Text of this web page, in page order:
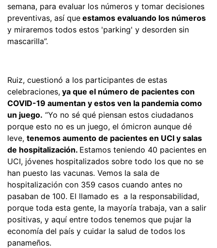
semana, para evaluar los números y tomar decisiones
preventivas, así que estamos evaluando los números
y miraremos todos estos 'parking' y desorden sin
mascarilla”.
Ruiz, cuestionó a los participantes de estas
celebraciones, ya que el número de pacientes con
COVID-19 aumentan y estos ven la pandemia como
un juego. “Yo no sé qué piensan estos ciudadanos
porque esto no es un juego, el ómicron aunque dé
leve, tenemos aumento de pacientes en UCI y salas
de hospitalización. Estamos teniendo 40 pacientes en
UCI, jóvenes hospitalizados sobre todo los que no se
han puesto las vacunas. Vemos la sala de
hospitalización con 359 casos cuando antes no
pasaban de 100. El llamado es a la responsabilidad,
porque toda esta gente, la mayoría trabaja, van a salir
positivas, y aquí entre todos tenemos que pujar la
economía del país y cuidar la salud de todos los
panameños.